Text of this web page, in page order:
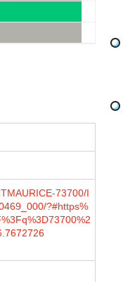
73700/I
?#https%